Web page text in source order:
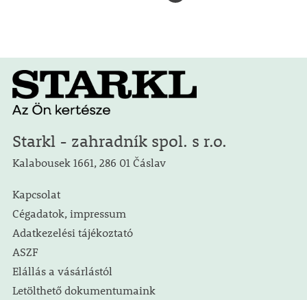
Starkl - zahradník spol. s r.o.
Kalabousek 1661, 286 01 Čáslav
Kapcsolat
Cégadatok, impressum
Adatkezelési tájékoztató
ASZF
Elállás a vásárlástól
Letölthető dokumentumaink